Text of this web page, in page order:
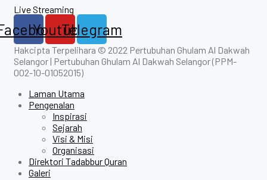
Live Streaming
YoutubeTelegram
Hakcipta Terpelihara © 2022 Pertubuhan Ghulam Al Dakwah
Selangor | Pertubuhan Ghulam Al Dakwah Selangor (PPM-
002-10-01052015)
Laman Utama
Pengenalan
Inspirasi
Sejarah
Visi & Misi
Organisasi
Direktori Tadabbur Quran
Galeri